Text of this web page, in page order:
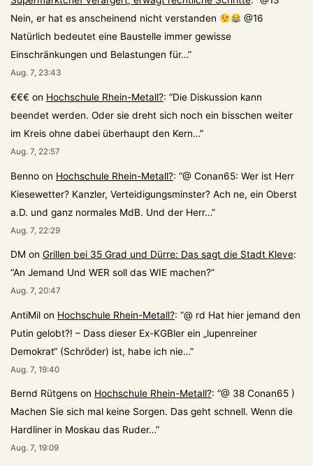
Nein, er hat es anscheinend nicht verstanden
@16
Natürlich bedeutet eine Baustelle immer gewisse
Einschränkungen und Belastungen für…”
Aug. 7, 23:43
€€€ on Hochschule Rhein-Metall?: “Die Diskussion kann
beendet werden. Oder sie dreht sich noch ein bisschen weiter
im Kreis ohne dabei überhaupt den Kern…”
Aug. 7, 22:57
Benno on Hochschule Rhein-Metall?: “@ Conan65: Wer ist Herr
Kiesewetter? Kanzler, Verteidigungsminster? Ach ne, ein Oberst
a.D. und ganz normales MdB. Und der Herr…”
Aug. 7, 22:29
DM on Grillen bei 35 Grad und Dürre: Das sagt die Stadt Kleve:
“An Jemand Und WER soll das WIE machen?”
Aug. 7, 20:47
AntiMil on Hochschule Rhein-Metall?: “@ rd Hat hier jemand den
Putin gelobt?! – Dass dieser Ex-KGBler ein „lupenreiner
Demokrat“ (Schröder) ist, habe ich nie…”
Aug. 7, 19:40
Bernd Rütgens on Hochschule Rhein-Metall?: “@ 38 Conan65 )
Machen Sie sich mal keine Sorgen. Das geht schnell. Wenn die
Hardliner in Moskau das Ruder…”
Aug. 7, 19:09